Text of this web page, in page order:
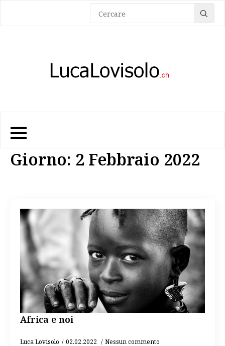
for:
Giorno: 2 Febbraio 2022
Africa e noi
Luca Lovisolo 02.02.2022 Nessun commento